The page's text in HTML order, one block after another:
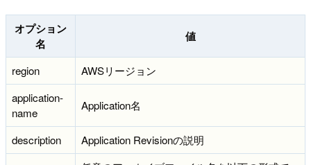
オプション
名
値
region
AWSリージョン
application-
name
Application名
description
Application Revisionの説明